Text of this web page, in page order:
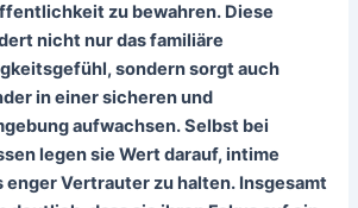
zu bewahren. Diese
nicht nur das familiäre
sondern sorgt auch
in einer sicheren und
aufwachsen. Selbst bei
legen sie Wert darauf, intime
enger Vertrauter zu halten. Insgesamt